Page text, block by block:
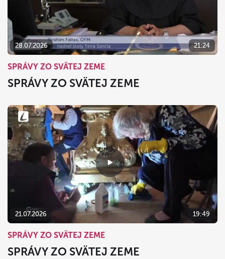
28.07.2026 21:24
SPRÁVY ZO SVÄTEJ ZEME
SPRÁVY ZO SVÄTEJ ZEME
21.07.2026 19:49
SPRÁVY ZO SVÄTEJ ZEME
SPRÁVY ZO SVÄTEJ ZEME